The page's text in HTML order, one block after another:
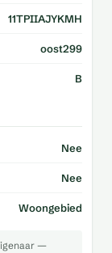
11TPIIAJYKMH
oost299
B
Nee
Nee
Woongebied
—